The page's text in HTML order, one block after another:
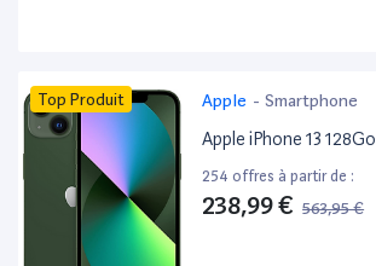
Top Produit Apple - Smartphone
Apple iPhone 13 128Go
254 offres à partir de :
238,99 € 563,95 €